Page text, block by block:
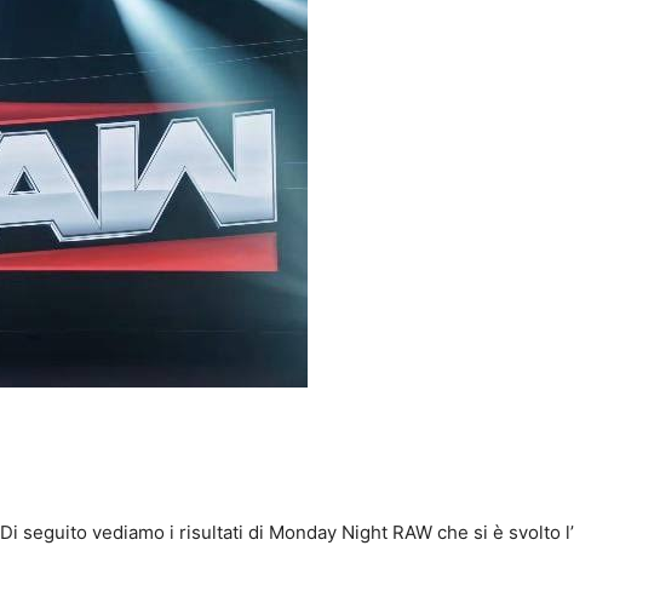
Di seguito vediamo i risultati di Monday Night RAW che si è svolto l’